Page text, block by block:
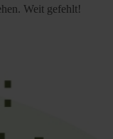
Weit gefehlt!